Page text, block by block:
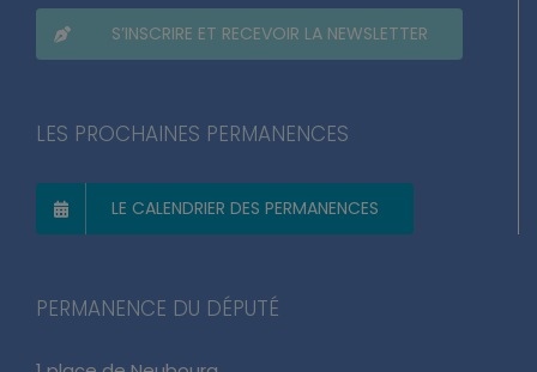
S’INSCRIRE ET RECEVOIR LA NEWSLETTER
LE CALENDRIER DES PERMANENCES